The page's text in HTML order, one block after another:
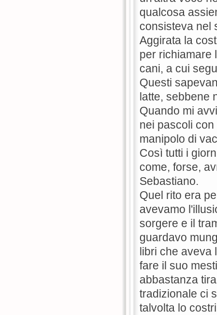
qualcosa
consisteva nel
Aggirata la
per richiamare
cani, a cui
Questi
latte, sebbene
Quando mi
nei pascoli
manipolo di
Così tutti i
come, forse,
Sebastiano.
Quel rito era
avevamo
sorgere e il
guardavo
libri che aveva
fare il suo
abbastanza
tradizionale ci
talvolta lo